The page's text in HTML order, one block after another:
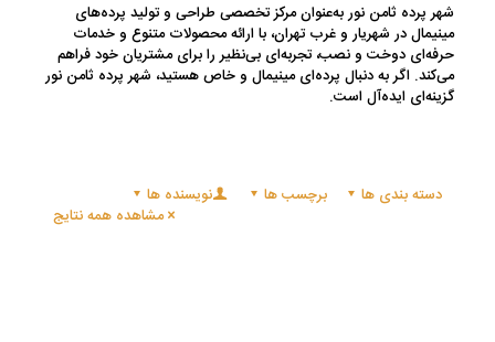
شهر پرده ثامن نور به‌عنوان مرکز تخصصی طراحی و تولید پرده‌های
مینیمال در شهریار و غرب تهران، با ارائه محصولات متنوع و خدمات
حرفه‌ای دوخت و نصب، تجربه‌ای بی‌نظیر را برای مشتریان خود فراهم
می‌کند. اگر به دنبال پرده‌ای مینیمال و خاص هستید، شهر پرده ثامن نور
گزینه‌ای ایده‌آل است.
دسته بندی ها برچسب ها
نویسنده ها
مشاهده همه نتایج